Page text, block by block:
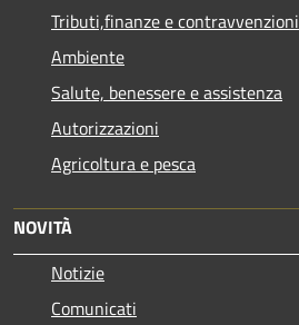
Tributi,finanze e contravvenzioni
Ambiente
Salute, benessere e assistenza
Autorizzazioni
Agricoltura e pesca
NOVITÀ
Notizie
Comunicati